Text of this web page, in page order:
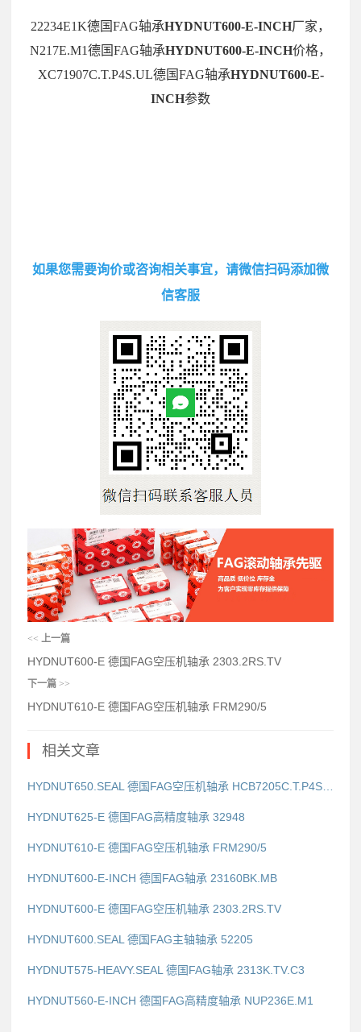
22234E1K德国FAG轴承HYDNUT600-E-INCH厂家，
N217E.M1德国FAG轴承HYDNUT600-E-INCH价格，
XC71907C.T.P4S.UL德国FAG轴承HYDNUT600-E-
INCH参数
如果您需要询价或咨询相关事宜，请微信扫码添加微
信客服
<< 上一篇
HYDNUT600-E 德国FAG空压机轴承 2303.2RS.TV
下一篇 >>
HYDNUT610-E 德国FAG空压机轴承 FRM290/5
相关文章
HYDNUT625-E 德国FAG高精度轴承 32948
HYDNUT610-E 德国FAG空压机轴承 FRM290/5
HYDNUT600-E-INCH 德国FAG轴承 23160BK.MB
HYDNUT600-E 德国FAG空压机轴承 2303.2RS.TV
HYDNUT600.SEAL 德国FAG主轴轴承 52205
HYDNUT575-HEAVY.SEAL 德国FAG轴承 2313K.TV.C3
HYDNUT560-E-INCH 德国FAG高精度轴承 NUP236E.M1